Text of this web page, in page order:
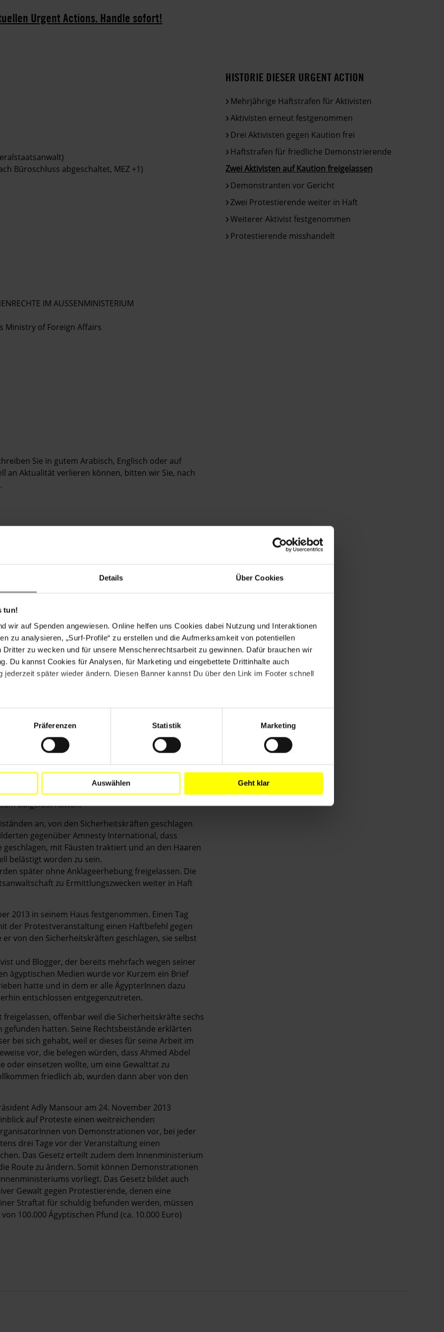
Details Über Cookies
tun!
wir auf Spenden angewiesen. Online helfen uns Cookies dabei Nutzung und Interaktionen
zu analysieren, „Surf-Profile“ zu erstellen und die Aufmerksamkeit von potentiellen
Dritter zu wecken und für unsere Menschenrechtsarbeit zu gewinnen. Dafür brauchen wir
Du kannst Cookies für Analysen, für Marketing und eingebettete Drittinhalte auch
jederzeit später wieder ändern. Diesen Banner kannst Du über den Link im Footer schnell
Präferenzen Statistik Marketing
Auswählen Geht klar
Urgent Actions. Handle sofort!
Büroschluss abgeschaltet, MEZ +1)
IM AUSSENMINISTERIUM
Ministry of Foreign Affairs
Sie in gutem Arabisch, Englisch oder auf
an Aktualität verlieren können, bitten wir Sie, nach
FORDERUNGEN
und Ahmed Abdel Rahman sowie die 23
an einer öffentlichen Versammlung ohne
kriminelle Handlungen, Sachbeschädigung und
auch Ahmed Abdel Rahman, wurden am 26.
eine friedliche Demonstration vor dem Schura-
zwei Tage später in seiner Wohnung
Rechte auf freie Meinungsäußerung und
inhaftiert werden, wird Amnesty International sie
nachdem die Sicherheitskräfte eine
aufgelöst hatten.
an, von den Sicherheitskräften geschlagen
gegenüber Amnesty International, dass
mit Fäusten traktiert und an den Haaren
belästigt worden zu sein.
später ohne Anklageerhebung freigelassen. Die
zu Ermittlungszwecken weiter in Haft
2013 in seinem Haus festgenommen. Einen Tag
der Protestveranstaltung einen Haftbefehl gegen
von den Sicherheitskräften geschlagen, sie selbst
und Blogger, der bereits mehrfach wegen seiner
ägyptischen Medien wurde vor Kurzem ein Brief
hatte und in dem er alle ÄgypterInnen dazu
entschlossen entgegenzutreten.
offenbar weil die Sicherheitskräfte sechs
hatten. Seine Rechtsbeistände erklärten
bei sich gehabt, weil er dieses für seine Arbeit im
vor, die belegen würden, dass Ahmed Abdel
oder einsetzen wollte, um eine Gewalttat zu
friedlich ab, wurden dann aber von den
Adly Mansour am 24. November 2013
auf Proteste einen weitreichenden
von Demonstrationen vor, bei jeder
drei Tage vor der Veranstaltung einen
Das Gesetz erteilt zudem dem Innenministerium
Route zu ändern. Somit können Demonstrationen
vorliegt. Das Gesetz bildet auch
Gewalt gegen Protestierende, denen eine
Straftat für schuldig befunden werden, müssen
100.000 Ägyptischen Pfund (ca. 10.000 Euro)
HISTORIE DIESER URGENT ACTION
Mehrjährige Haftstrafen für Aktivisten
Aktivisten erneut festgenommen
Drei Aktivisten gegen Kaution frei
Haftstrafen für friedliche Demonstrierende
Zwei Aktivisten auf Kaution freigelassen
Demonstranten vor Gericht
Zwei Protestierende weiter in Haft
Weiterer Aktivist festgenommen
Protestierende misshandelt